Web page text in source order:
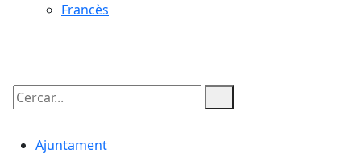
Francès
Cercar:
Ajuntament